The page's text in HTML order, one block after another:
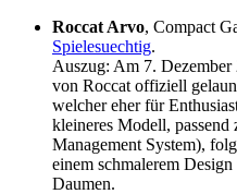
Roccat Arvo, Compact
Spielesuechtig.
Auszug: Am 7.
von Roccat offiziell
welcher eher für
kleineres Modell,
Management System),
einem schmalerem
Daumen.